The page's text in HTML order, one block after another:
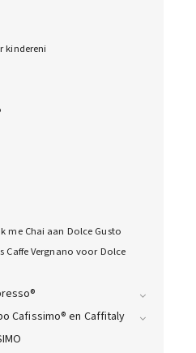
kindereni
me Chai aan Dolce Gusto
Caffe Vergnano voor Dolce
Cafissimo® en Caffitaly